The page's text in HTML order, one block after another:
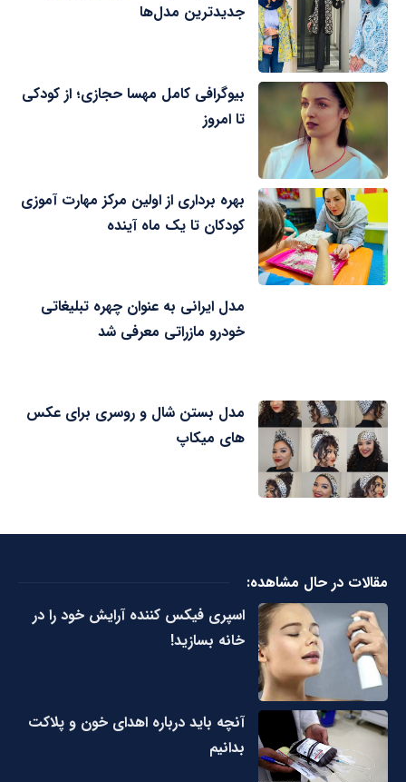
جدیدترین مدل‌ها
بیوگرافی کامل مهسا حجازی؛ از کودکی
تا امروز
بهره برداری از اولین مرکز مهارت آموزی
کودکان تا یک ماه آینده
مدل ایرانی به عنوان چهره تبلیغاتی
خودرو مازراتی معرفی شد
مدل بستن شال و روسری برای عکس
های میکاپ
مقالات در حال مشاهده:
اسپری فیکس کننده آرایش خود را در
خانه بسازید!
آنچه باید درباره اهدای خون و پلاکت
بدانیم